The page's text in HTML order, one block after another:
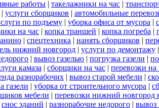
работы | такелажники на час |
| услуги сборщиков | автомобильные
по подъему | уборка офиса от мусора |
на час | копка траншей | копка погреба |
| спецтехника | нанять сборщиков |
нижний новгород | услуги по демонтажу |
| вывоз газелью | погрузка газели |
камаза | сборщики на час | перевозки
разнорабочих | вывоз старой мебели |
газели | уборка от строительного мусора |
мебели | перевозки нижний новгород
снос зданий | разнорабочие недорого | вывоз